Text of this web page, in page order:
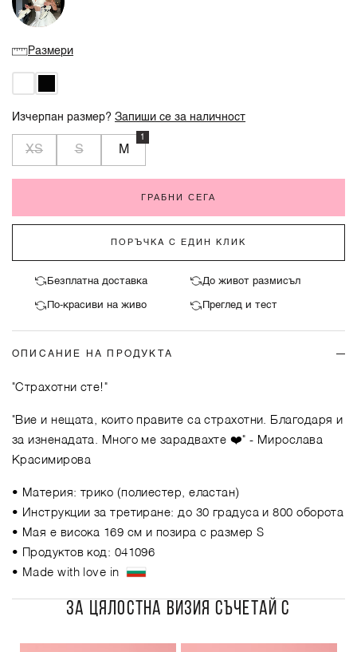
Размери
Изчерпан размер?Запиши се за наличност
XS S M
1
ГРАБНИ СЕГА
ПОРЪЧКА С ЕДИН КЛИК
Безплатна доставка До живот размисъл
По-красиви на живо Преглед и тест
ОПИСАНИЕ НА ПРОДУКТА
"Страхотни сте!"
"Вие и нещата, които правите са страхотни. Благодаря и
за изненадата. Много ме зарадвахте ❤️" - Мирослава
Красимирова
• Материя: трико (полиестер, еластан)
• Инструкции за третиране: до 30 градуса и 800 оборота
• Мая е висока 169 см и позира с размер S
• Продуктов код: 041096
• Made with love in
ЗА ЦЯЛОСТНА ВИЗИЯ СЪЧЕТАЙ С